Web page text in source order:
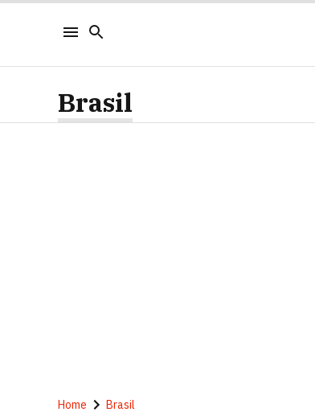
Brasil
Home Brasil